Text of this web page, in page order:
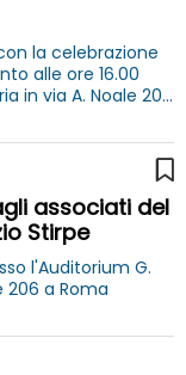
la celebrazione
alle ore 16.00
in via A. Noale 206
associati del
Stirpe
l'Auditorium G.
206 a Roma